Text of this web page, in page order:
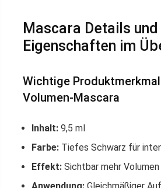
Mascara Details und
Eigenschaften im
Wichtige
Volumen-Mascara
Inhalt: 9,5 ml
Farbe: Tiefes Schwarz für
Effekt: Sichtbar mehr